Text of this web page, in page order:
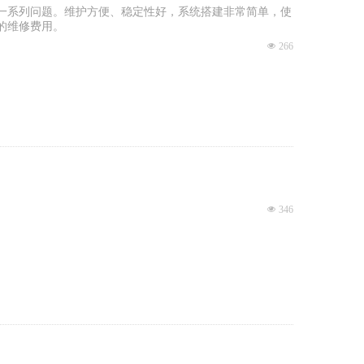
列问题。维护方便、稳定性好，系统搭建非常简单，使
修费用。
넶 266
넶 346